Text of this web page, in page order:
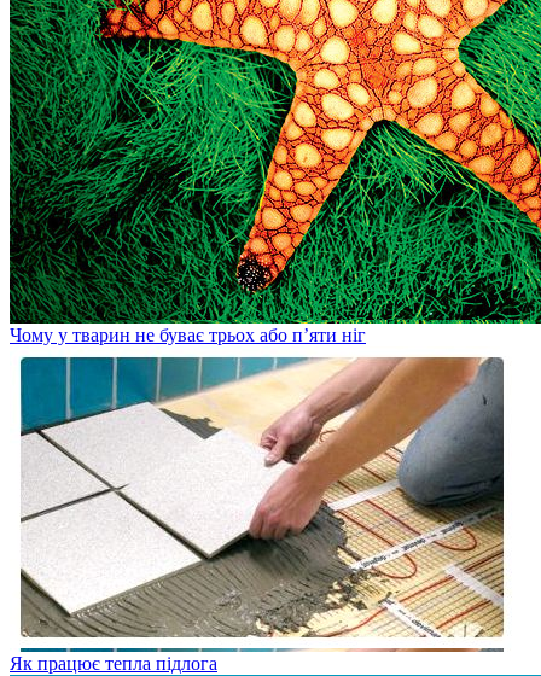
Чому у тварин не буває трьох або п’яти ніг
Як працює тепла підлога